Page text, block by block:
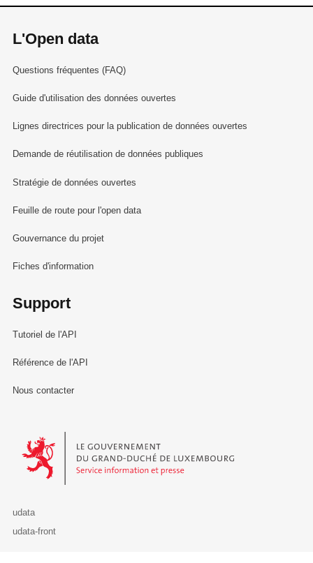
L'Open data
Questions fréquentes (FAQ)
Guide d'utilisation des données ouvertes
Lignes directrices pour la publication de données ouvertes
Demande de réutilisation de données publiques
Stratégie de données ouvertes
Feuille de route pour l'open data
Gouvernance du projet
Fiches d'information
Support
Tutoriel de l'API
Référence de l'API
Nous contacter
Le Gouvernement du Grand-Duché de Luxembourg - Service
udata
udata-front